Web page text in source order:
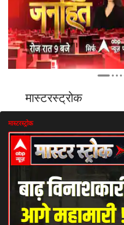
मास्टरस्ट्रोक
मास्टरस्ट्रोक